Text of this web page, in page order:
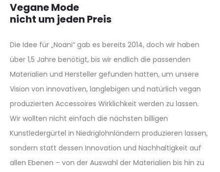
Vegane Mode
nicht um jeden Preis
Die Idee für „Noani“ gab es bereits 2014, doch wir haben
über 1,5 Jahre benötigt, bis wir endlich die passenden
Materialien und Hersteller gefunden hatten, um unsere
Vision von innovativen, langlebigen und natürlich vegan
produzierten Accessoires Wirklichkeit werden zu lassen.
Wir wollten nicht einfach die nächsten billigen
Kunstledergürtel in Niedriglohnländern produzieren lassen,
sondern statt dessen Innovation und Nachhaltigkeit auf
allen Ebenen – von der Auswahl der Materialien bis hin zu